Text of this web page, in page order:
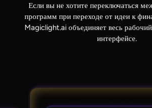
Если вы не хотите переключаться
программ при переходе от идеи к
Magiclight.ai объединяет весь
интерфейсе.